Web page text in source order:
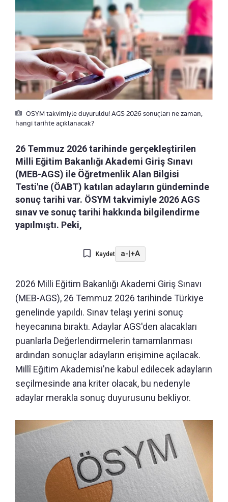
ÖSYM takvimiyle duyuruldu! AGS 2026 sonuçları ne zaman,
hangi tarihte açıklanacak?
26 Temmuz 2026 tarihinde gerçekleştirilen
Milli Eğitim Bakanlığı Akademi Giriş Sınavı
(MEB-AGS) ile Öğretmenlik Alan Bilgisi
Testi'ne (ÖABT) katılan adayların gündeminde
sonuç tarihi var. ÖSYM takvimiyle 2026 AGS
sınav ve sonuç tarihi hakkında bilgilendirme
yapılmıştı. Peki,
Kaydet a-|+A
2026 Milli Eğitim Bakanlığı Akademi Giriş Sınavı
(MEB-AGS), 26 Temmuz 2026 tarihinde Türkiye
genelinde yapıldı. Sınav telaşı yerini sonuç
heyecanına bıraktı. Adaylar AGS'den alacakları
puanlarla Değerlendirmelerin tamamlanması
ardından sonuçlar adayların erişimine açılacak.
Millî Eğitim Akademisi'ne kabul edilecek adayların
seçilmesinde ana kriter olacak, bu nedenyle
adaylar merakla sonuç duyurusunu bekliyor.